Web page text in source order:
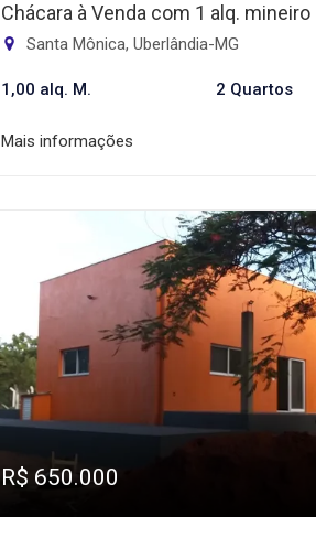
Chácara à Venda com 1 alq. mineiro
Santa Mônica, Uberlândia-MG
1,00 alq. M. 2 Quartos
Mais informações
R$ 650.000